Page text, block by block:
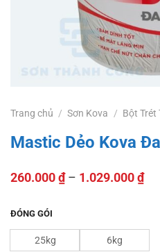
Trang chủ / Sơn Kova / Bột Trét
Mastic Dẻo Kova
260.000₫– 1.029.000₫
ĐÓNG GÓI
25kg 6kg